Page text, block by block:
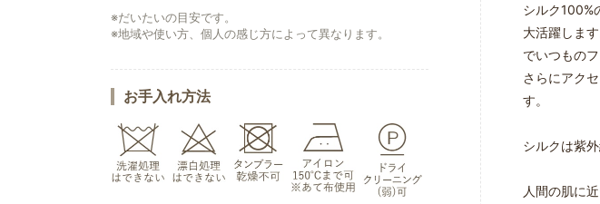
※だいたいの目安です。
※地域や使い方、個人の感じ方によって異なります。
お手入れ方法
シルク100%
大活躍しま
でいつもの
さらにアク
す。
シルクは紫
人間の肌に